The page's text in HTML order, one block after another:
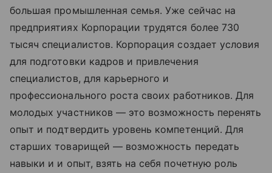
большая промышленная семья. Уже сейчас на
предприятиях Корпорации трудятся более 730
тысяч специалистов. Корпорация создает условия
для подготовки кадров и привлечения
специалистов, для карьерного и
профессионального роста своих работников. Для
молодых участников — это возможность перенять
опыт и подтвердить уровень компетенций. Для
старших товарищей — возможность передать
навыки и и опыт, взять на себя почетную роль